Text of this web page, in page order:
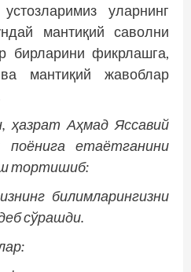
уларнинг
мантиқий саволни
бирларини фикрлашга,
мантиқий жавоблар
ҳазрат Аҳмад Яссавий
поёнига етаётганини
тортишиб:
билимларингизни
сўрашди.